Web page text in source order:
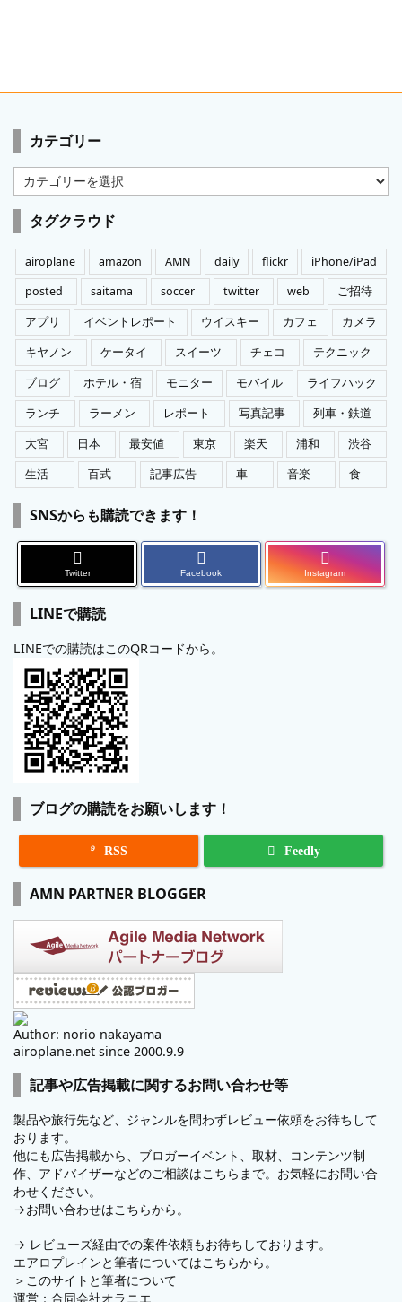
カテゴリー
カ
テ
ゴ
リ
ー
タグクラウド
airoplane amazon AMN daily flickr
iPhone/iPad
posted
saitama soccer twitter web
ご招待
アプリ
イベントレポート ウイスキー カフェ
カメラ
キヤノン
ケータイ スイーツ チェコ
テクニック
ブログ
ホテル・宿 モニター モバイル
ライフハック
ランチ
ラーメン レポート 写真記事
列車・鉄道
大宮
日本 最安値 東京 楽天 浦和
渋谷
生活
百式 記事広告 車 音楽 食
SNSからも購読できます！
Twitter Facebook Instagram
LINEで購読
LINEでの購読はこのQRコードから。
ブログの購読をお願いします！
 RSS Feedly
AMN PARTNER BLOGGER
Author: norio nakayama
airoplane.net since 2000.9.9
記事や広告掲載に関するお問い合わせ等
製品や旅行先など、ジャンルを問わずレビュー依頼をお待ちして
おります。
他にも広告掲載から、ブロガーイベント、取材、コンテンツ制
作、アドバイザーなどのご相談はこちらまで。お気軽にお問い合
わせください。
→お問い合わせはこちらから。
→ レビューズ経由での案件依頼もお待ちしております。
エアロプレインと筆者についてはこちらから。
＞ このサイトと筆者について
運営： 合同会社オラニエ